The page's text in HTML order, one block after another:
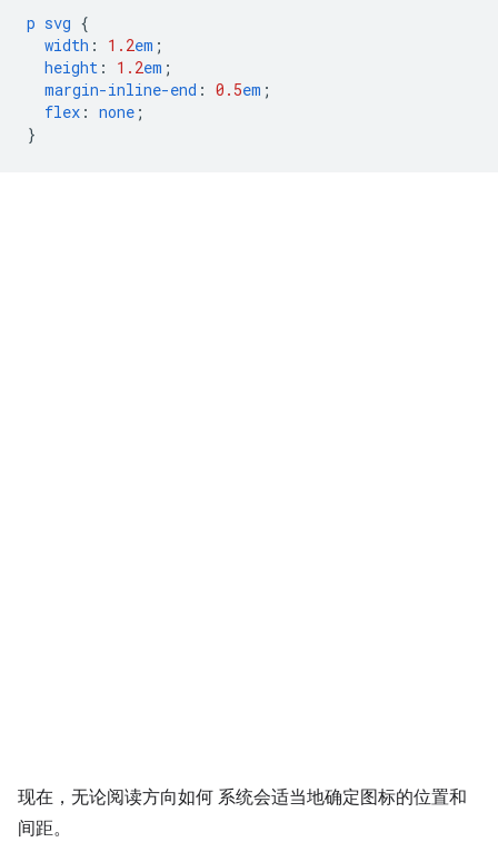
p svg {
width : 1.2em ;
height : 1.2em ;
margin-inline-end : 0.5em ;
flex : none ;
}
现在，无论阅读方向如何 系统会适当地确定图标的位置和
间距。